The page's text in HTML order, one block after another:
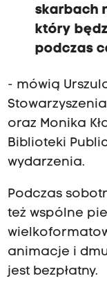
skarbach
który
podczas
- mówią
oraz Monika
Biblioteki
wydarzenia.
Podczas
też wspólne
animacje i
jest bezpłatny.